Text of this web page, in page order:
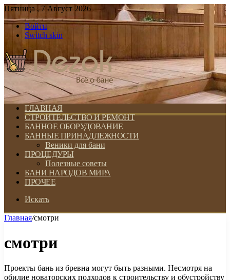
Пятница , 7 Август 2026
Войти
Switch skin
ГЛАВНАЯ
СТРОИТЕЛЬСТВО И РЕМОНТ
БАННОЕ ОБОРУДОВАНИЕ
БАННЫЕ ПРИНАДЛЕЖНОСТИ
Веники для бани
ПРОЦЕДУРЫ
Полезные советы
БАНИ НАРОДОВ МИРА
ПРОЧЕЕ
Искать
Главная/смотри
смотри
Проекты бань из бревна могут быть разными. Несмотря на
обилие новаторских подходов к строительству и обустройству